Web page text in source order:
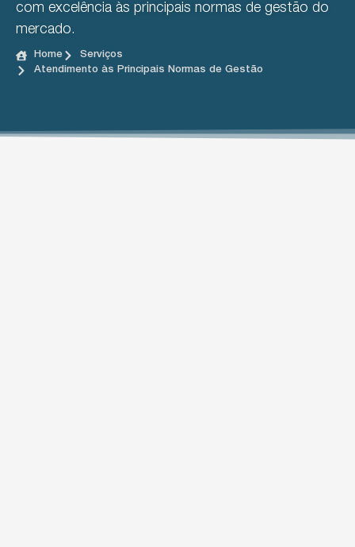
com excelência às principais normas de gestão do
mercado.
Home
Serviços
Atendimento às Principais Normas de Gestão